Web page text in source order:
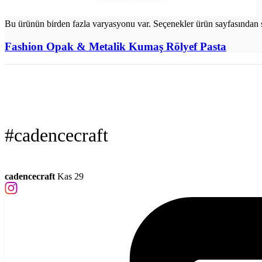
Bu ürünün birden fazla varyasyonu var. Seçenekler ürün
Fashion Opak & Metalik Kumaş Rölyef Pasta
#cadencecraft
cadencecraft Kas 29